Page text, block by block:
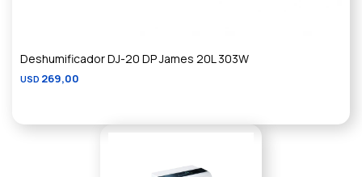
Deshumificador DJ-20 DP James 20L 303W
USD 269,00